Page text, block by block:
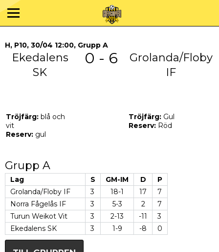
H, P10, 30/04 12:00, Grupp A
Ekedalens
SK
0 - 6
Grolanda/Floby
IF
Tröjfärg: blå och
vit
Reserv: gul
Tröjfärg: Gul
Reserv: Röd
Grupp A
Lag S GM-IM D
P
Grolanda/Floby IF
3 18-1 17
7
Norra Fågelås IF
3 5-3 2
7
Turun Weikot Vit
3 2-13 -11
3
Ekedalens SK
3 1-9 -8 0